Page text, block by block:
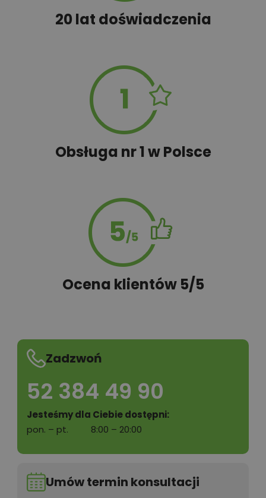
20 lat doświadczenia
Obsługa nr 1 w Polsce
Ocena klientów 5/5
Zadzwoń
52 384 49 90
Jesteśmy dla Ciebie dostępni:
pon. – pt.
8:00 – 20:00
Umów termin konsultacji